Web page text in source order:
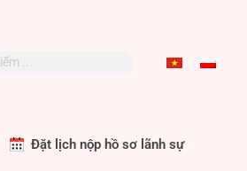
Đặt lịch nộp hồ sơ lãnh sự